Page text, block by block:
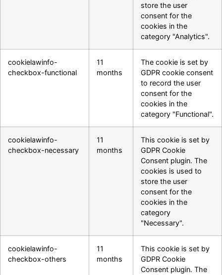
store the user
consent for the
cookies in the
category "Analytics".
cookielawinfo-
checkbox-functional
11
months
The cookie is set by
GDPR cookie consent
to record the user
consent for the
cookies in the
category "Functional".
cookielawinfo-
checkbox-necessary
11
months
This cookie is set by
GDPR Cookie
Consent plugin. The
cookies is used to
store the user
consent for the
cookies in the
category
"Necessary".
cookielawinfo-
checkbox-others
11
months
This cookie is set by
GDPR Cookie
Consent plugin. The